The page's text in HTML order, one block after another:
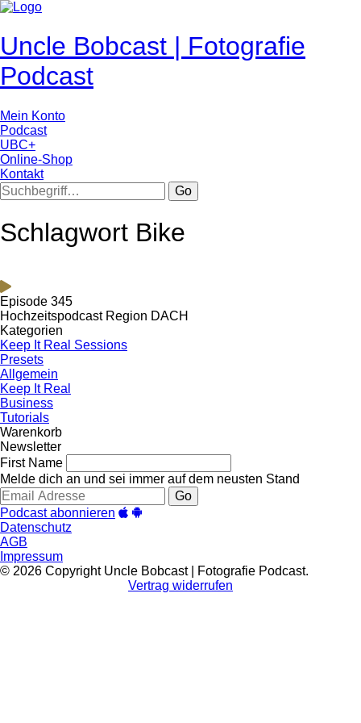
Uncle Bobcast | Fotografie
Podcast
Mein Konto
Podcast
UBC+
Online-Shop
Kontakt
Go
Schlagwort Bike
Episode 345
Hochzeitspodcast Region DACH
Kategorien
Keep It Real Sessions
Presets
Allgemein
Keep It Real
Business
Tutorials
Warenkorb
Newsletter
First Name
Melde dich an und sei immer auf dem neusten Stand
Go
Podcast abonnieren
Datenschutz
AGB
Impressum
© 2026 Copyright Uncle Bobcast | Fotografie Podcast.
Vertrag widerrufen